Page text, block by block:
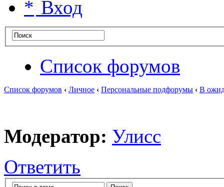
Вход
Список форумов
Список форумов ‹ Личное ‹ Персональные подфорумы ‹ В
Модератор: Улисс
Ответить